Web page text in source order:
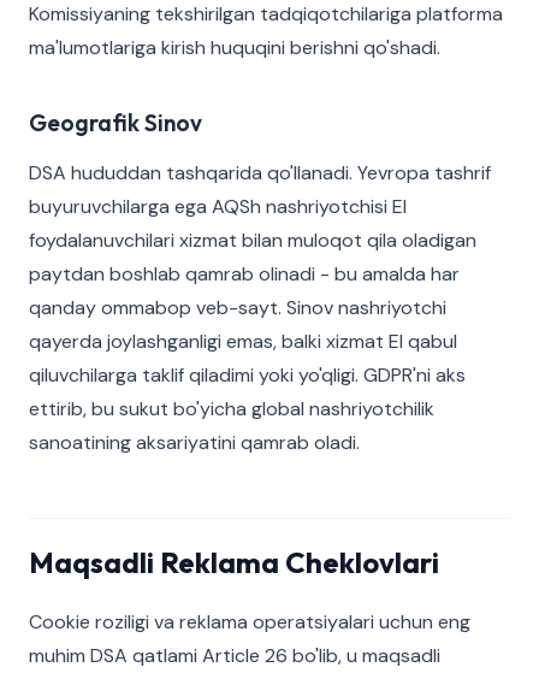
Komissiyaning tekshirilgan tadqiqotchilariga platforma
ma'lumotlariga kirish huquqini berishni qo'shadi.
Geografik Sinov
DSA hududdan tashqarida qo'llanadi. Yevropa tashrif
buyuruvchilarga ega AQSh nashriyotchisi EI
foydalanuvchilari xizmat bilan muloqot qila oladigan
paytdan boshlab qamrab olinadi - bu amalda har
qanday ommabop veb-sayt. Sinov nashriyotchi
qayerda joylashganligi emas, balki xizmat EI qabul
qiluvchilarga taklif qiladimi yoki yo'qligi. GDPR'ni aks
ettirib, bu sukut bo'yicha global nashriyotchilik
sanoatining aksariyatini qamrab oladi.
Maqsadli Reklama Cheklovlari
Cookie roziligi va reklama operatsiyalari uchun eng
muhim DSA qatlami Article 26 bo'lib, u maqsadli